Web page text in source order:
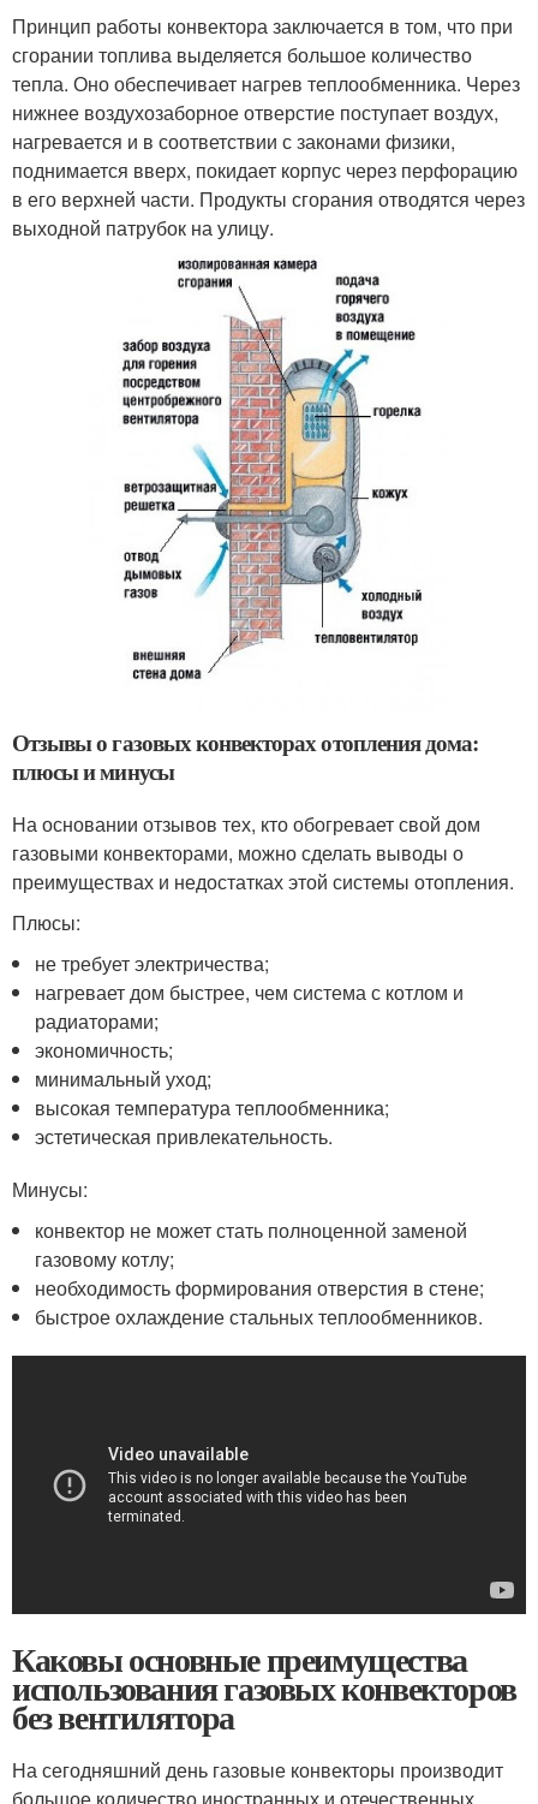
Принцип работы конвектора заключается в том, что при
сгорании топлива выделяется большое количество
тепла. Оно обеспечивает нагрев теплообменника. Через
нижнее воздухозаборное отверстие поступает воздух,
нагревается и в соответствии с законами физики,
поднимается вверх, покидает корпус через перфорацию
в его верхней части. Продукты сгорания отводятся через
выходной патрубок на улицу.
Отзывы о газовых конвекторах отопления дома:
плюсы и минусы
На основании отзывов тех, кто обогревает свой дом
газовыми конвекторами, можно сделать выводы о
преимуществах и недостатках этой системы отопления.
Плюсы:
не требует электричества;
нагревает дом быстрее, чем система с котлом и
радиаторами;
экономичность;
минимальный уход;
высокая температура теплообменника;
эстетическая привлекательность.
Минусы:
конвектор не может стать полноценной заменой
газовому котлу;
необходимость формирования отверстия в стене;
быстрое охлаждение стальных теплообменников.
Каковы основные преимущества
использования газовых конвекторов
без вентилятора
На сегодняшний день газовые конвекторы производит